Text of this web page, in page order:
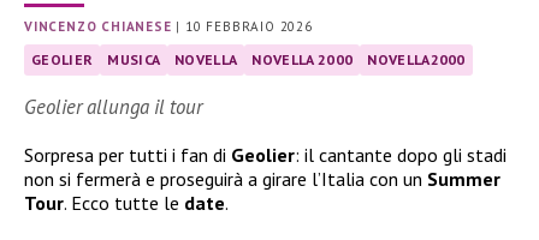
VINCENZO CHIANESE | 10 FEBBRAIO 2026
GEOLIER MUSICA NOVELLA NOVELLA 2000 NOVELLA2000
Geolier allunga il tour
Sorpresa per tutti i fan di Geolier: il cantante dopo gli stadi
non si fermerà e proseguirà a girare l’Italia con un Summer
Tour. Ecco tutte le date.